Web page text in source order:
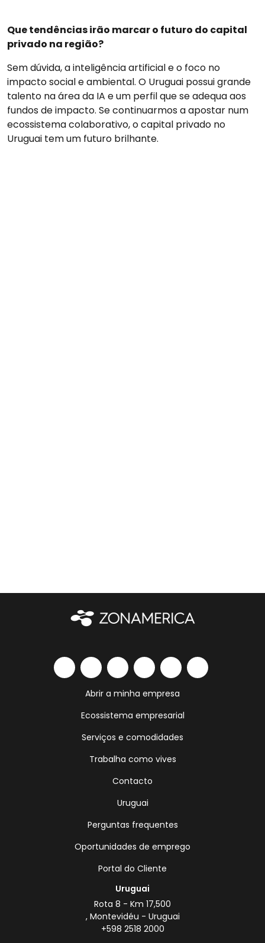
Que tendências irão marcar o futuro do capital
privado na região?
Sem dúvida, a inteligência artificial e o foco no
impacto social e ambiental. O Uruguai possui grande
talento na área da IA e um perfil que se adequa aos
fundos de impacto. Se continuarmos a apostar num
ecossistema colaborativo, o capital privado no
Uruguai tem um futuro brilhante.
Abrir a minha empresa
Ecossistema empresarial
Serviços e comodidades
Trabalha como vives
Contacto
Uruguai
Perguntas frequentes
Oportunidades de emprego
Portal do Cliente
Uruguai
Rota 8 - Km 17,500
, Montevidéu - Uruguai
+598 2518 2000